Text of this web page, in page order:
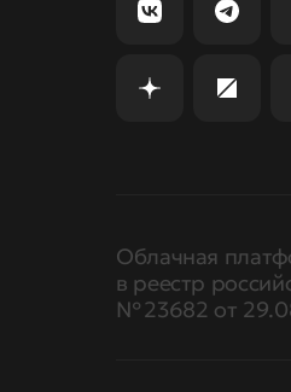
Облачная
в реестр
№ 23682 от